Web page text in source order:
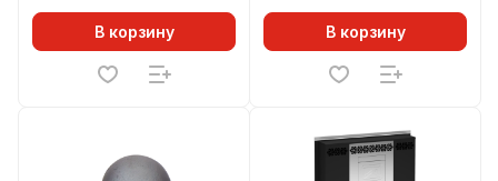
В корзину В корзину